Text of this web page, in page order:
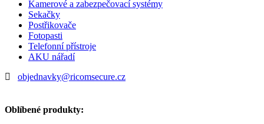
Kamerové a zabezpečovací systémy
Sekačky
Postřikovače
Fotopasti
Telefonní přístroje
AKU nářadí
objednavky@ricomsecure.cz
Oblíbené produkty: